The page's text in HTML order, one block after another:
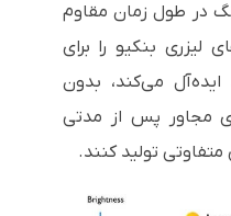
در طول زمان مقاوم
لیزری بنکیو را برای
ایده‌آل می‌کند، بدون
مجاور پس از مدتی
تولید کنند.